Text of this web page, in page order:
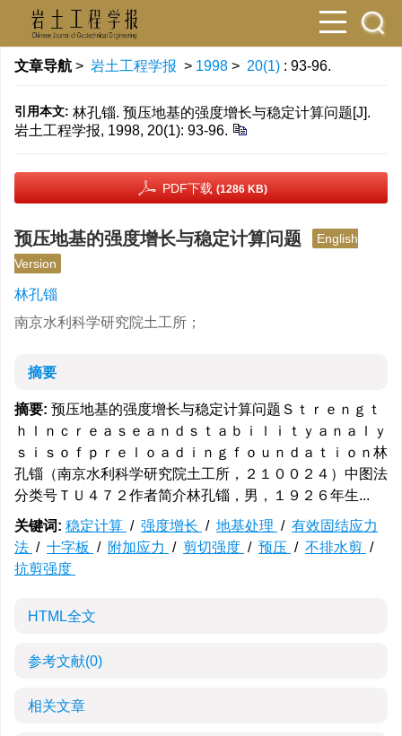
文章导航 > 岩土工程学报 > 1998 > 20(1) : 93-96.
引用本文: 林孔锱. 预压地基的强度增长与稳定计算问题[J].
岩土工程学报, 1998, 20(1): 93-96.
PDF下载 (1286 KB)
预压地基的强度增长与稳定计算问题
English
Version
林孔锱
南京水利科学研究院土工所；
摘要
摘要: 预压地基的强度增长与稳定计算问题Ｓｔｒｅｎｇｔ
ｈｌｎｃｒｅａｓｅａｎｄｓｔａｂｉｌｉｔｙａｎａｌｙ
ｓｉｓｏｆｐｒｅｌｏａｄｉｎｇｆｏｕｎｄａｔｉｏｎ林
孔锱（南京水利科学研究院土工所，２１００２４）中图法
分类号ＴＵ４７２作者简介林孔锱，男，１９２６年生...
关键词: 稳定计算 / 强度增长 / 地基处理 / 有效固结应力
法 / 十字板 / 附加应力 / 剪切强度 / 预压 / 不排水剪 /
抗剪强度
HTML全文
参考文献(0)
相关文章